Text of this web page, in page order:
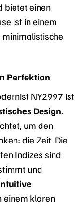
bietet einen
ist in einem
Perfektion
NY2997 ist
Design.
um den
die Zeit. Die
Indizes sind
und
einem klaren